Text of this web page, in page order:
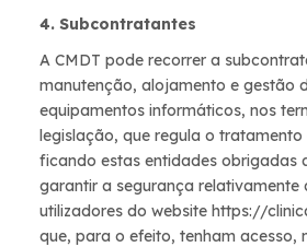
4. Subcontratantes
A CMDT pode recorrer a
manutenção, alojamento e gestão
equipamentos informáticos, nos
legislação, que regula o
ficando estas entidades obrigadas
garantir a segurança relativamente
utilizadores do website https://
que, para o efeito, tenham acesso,